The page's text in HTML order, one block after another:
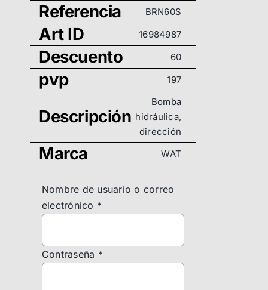
Referencia BRN60S
Art ID 16984987
Descuento 60
pvp 197
Descripción
Bomba
hidráulica,
dirección
Marca WAT
Nombre de usuario o correo
electrónico *
Contraseña *